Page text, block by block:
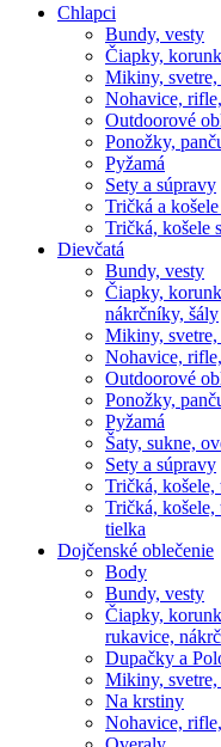
Chlapci
Bundy, vesty
Čiapky,
Mikiny,
Nohavice,
Outdoorové
Ponožky,
Pyžamá
Sety a súpravy
Tričká a
Tričká, košele
Dievčatá
Bundy, vesty
Čiapky,
nákrčníky, šály
Mikiny,
Nohavice,
Outdoorové
Ponožky,
Pyžamá
Šaty, sukne,
Sety a súpravy
Tričká,
Tričká,
tielka
Dojčenské oblečenie
Body
Bundy, vesty
Čiapky,
rukavice,
Dupačky a
Mikiny,
Na krstiny
Nohavice,